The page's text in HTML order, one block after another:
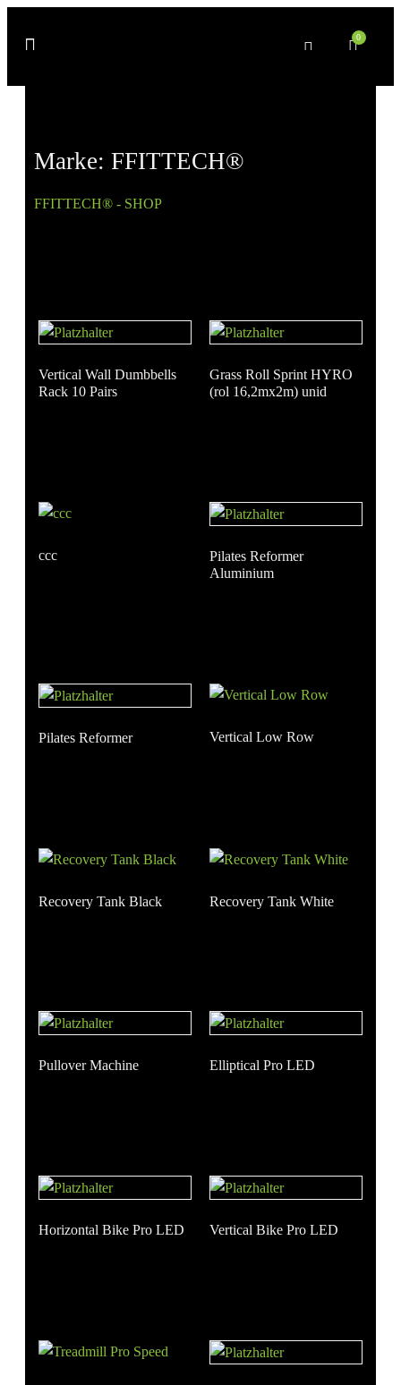
0
Marke: FFITTECH®
FFITTECH® - SHOP» Produkt Marke » FFITTECH®
Vertical Wall Dumbbells
Rack 10 Pairs
Grass Roll Sprint HYRO
(rol 16,2mx2m) unid
ccc
Pilates Reformer
Aluminium
Pilates Reformer Vertical Low Row
Recovery Tank Black Recovery Tank White
Pullover Machine Elliptical Pro LED
Horizontal Bike Pro LED Vertical Bike Pro LED